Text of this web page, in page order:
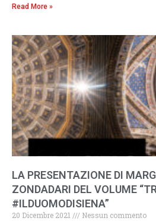
Read More »
LA PRESENTAZIONE DI
ZONDADARI DEL VOLUME
#ILDUOMODISIENA”
20 Dicembre 2021
Nessun commento